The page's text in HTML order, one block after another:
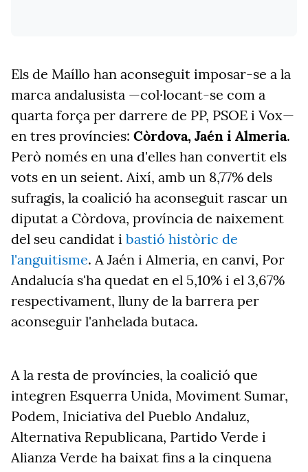
Els de Maíllo han aconseguit imposar-se a la
marca andalusista —col·locant-se com a
quarta força per darrere de PP, PSOE i Vox—
en tres províncies: Còrdova, Jaén i Almeria.
Però només en una d'elles han convertit els
vots en un seient. Així, amb un 8,77% dels
sufragis, la coalició ha aconseguit rascar un
diputat a Còrdova, província de naixement
del seu candidat i bastió històric de
l'anguitisme. A Jaén i Almeria, en canvi, Por
Andalucía s'ha quedat en el 5,10% i el 3,67%
respectivament, lluny de la barrera per
aconseguir l'anhelada butaca.
A la resta de províncies, la coalició que
integren Esquerra Unida, Moviment Sumar,
Podem, Iniciativa del Pueblo Andaluz,
Alternativa Republicana, Partido Verde i
Alianza Verde ha baixat fins a la cinquena